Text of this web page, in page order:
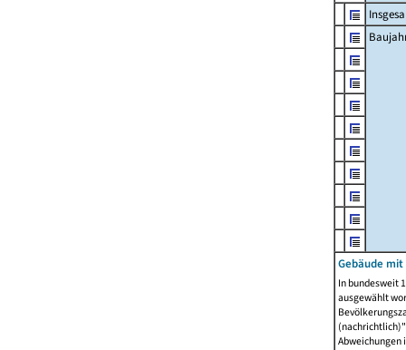
Gebäude mit
In bundesweit
ausgewählt
Abweichungen